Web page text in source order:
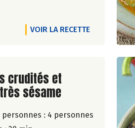
VOIR LA RECETTE
de la recette
crudités et
sésame
: 4 personnes